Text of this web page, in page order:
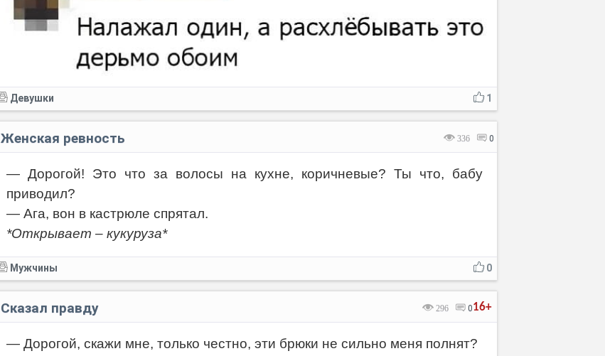
1
Девушки
336 0
Женская ревность
— Дорогой! Это что за волосы на кухне, коричневые? Ты что, бабу
приводил?
— Ага, вон в кастрюле спрятал.
*Открывает – кукуруза*
0
Мужчины
16+
296 0
Сказал правду
— Дорогой, скажи мне, только честно, эти брюки не сильно меня полнят?